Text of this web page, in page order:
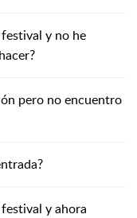
y no he
pero no encuentro
y ahora